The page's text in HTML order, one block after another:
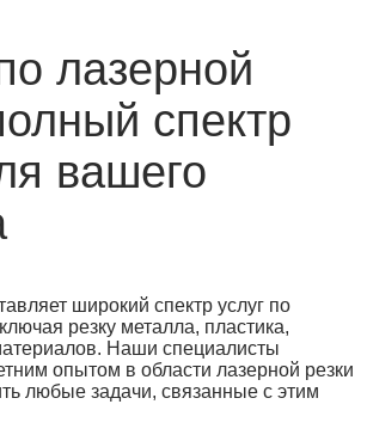
лазерной
спектр
вашего
широкий спектр услуг по
резку металла, пластика,
Наши специалисты
опытом в области лазерной резки
любые задачи, связанные с этим